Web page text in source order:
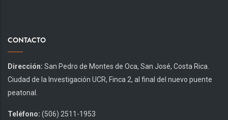
CONTACTO
Dirección: San Pedro de Montes de Oca, San José, Costa Rica.
Ciudad de la Investigación UCR, Finca 2, al final del nuevo puente
peatonal.
Teléfono: (506) 2511-1953